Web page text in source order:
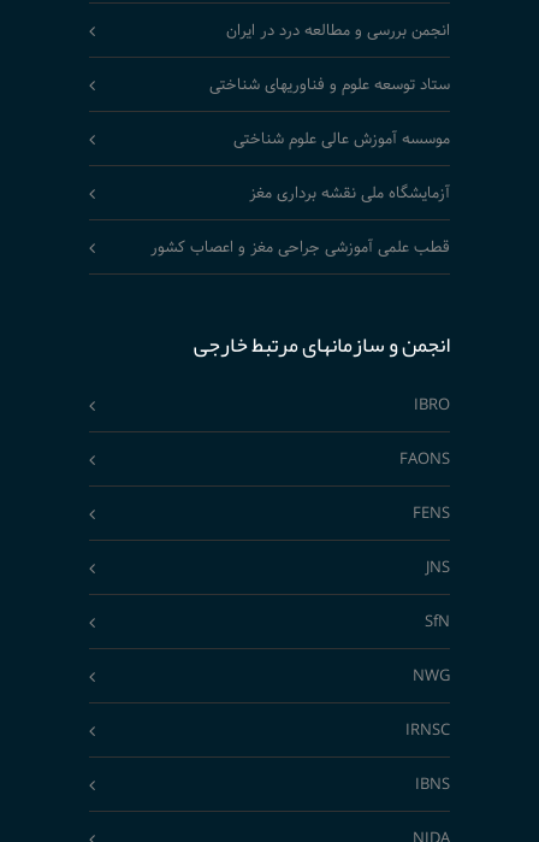
انجمن بررسی و مطالعه درد در ایران
ستاد توسعه علوم و فناوریهای شناختی
موسسه آموزش عالی علوم شناختی
آزمایشگاه ملی نقشه برداری مغز
قطب علمی آموزشی جراحی مغز و اعصاب کشور
انجمن و سازمانهای مرتبط خارجی
IBRO
FAONS
FENS
JNS
SfN
NWG
IRNSC
IBNS